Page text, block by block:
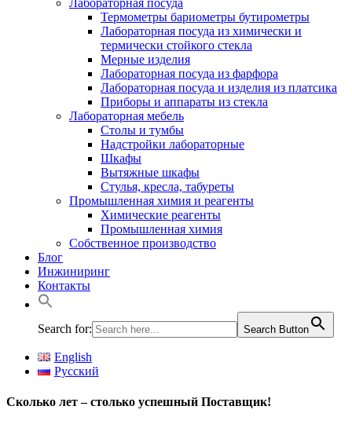
Лабораторная посуда
Термометры бариометры бутирометры
Лабораторная посуда из химически и
термически стойкого стекла
Мерные изделия
Лабораторная посуда из фарфора
Лабораторная посуда и изделия из платсика
Приборы и аппараты из стекла
Лабораторная мебель
Столы и тумбы
Надстройки лабораторные
Шкафы
Вытяжные шкафы
Стулья, кресла, табуреты
Промышленная химия и реагенты
Химические реагенты
Промышленная химия
Собственное производство
Блог
Инжиниринг
Контакты
Search for: Search Button
English
Русский
Сколько лет – столько успешный Поставщик!